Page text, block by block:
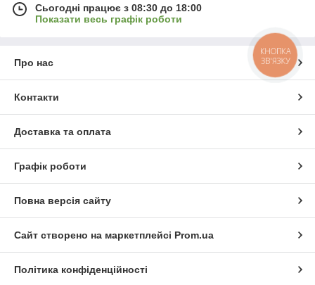
Сьогодні працює з 08:30 до 18:00
Показати весь графік роботи
Про нас
Контакти
Доставка та оплата
Графік роботи
Повна версія сайту
Сайт створено на маркетплейсі Prom.ua
Політика конфіденційності
КНОПКА
ЗВ'ЯЗКУ